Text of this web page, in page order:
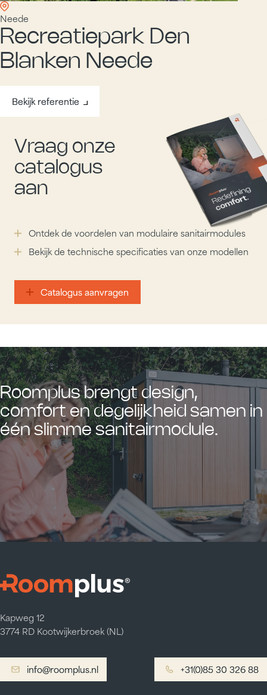
Neede
Recreatiepark Den
Blanken Neede
Bekijk referentie
Bekijk referentie
Vraag onze
catalogus
aan
Ontdek de voordelen van modulaire sanitairmodules
Bekijk de technische specificaties van onze modellen
Catalogus aanvragen
Catalogus aanvragen
Roomplus brengt design,
comfort en degelijkheid samen in
één slimme sanitairmodule.
Kapweg 12
3774 RD Kootwijkerbroek (NL)
info@roomplus.nl
info@roomplus.nl +31(0)85 30 326 88
+31(0)85 30 326 88